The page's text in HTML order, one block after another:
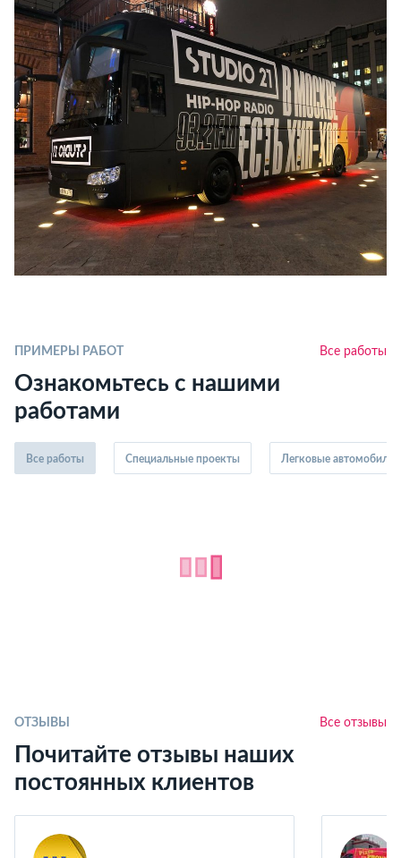
ПРИМЕРЫ РАБОТ Все работы
Ознакомьтесь с нашими
работами
Все работы Специальные проекты Легковые автомобили
ОТЗЫВЫ Все отзывы
Почитайте отзывы наших
постоянных клиентов